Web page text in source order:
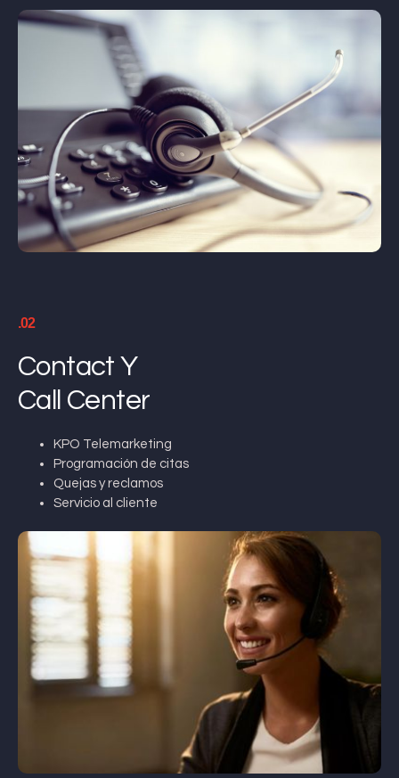
.02
Contact Y
Call Center
KPO Telemarketing
Programación de citas
Quejas y reclamos
Servicio al cliente